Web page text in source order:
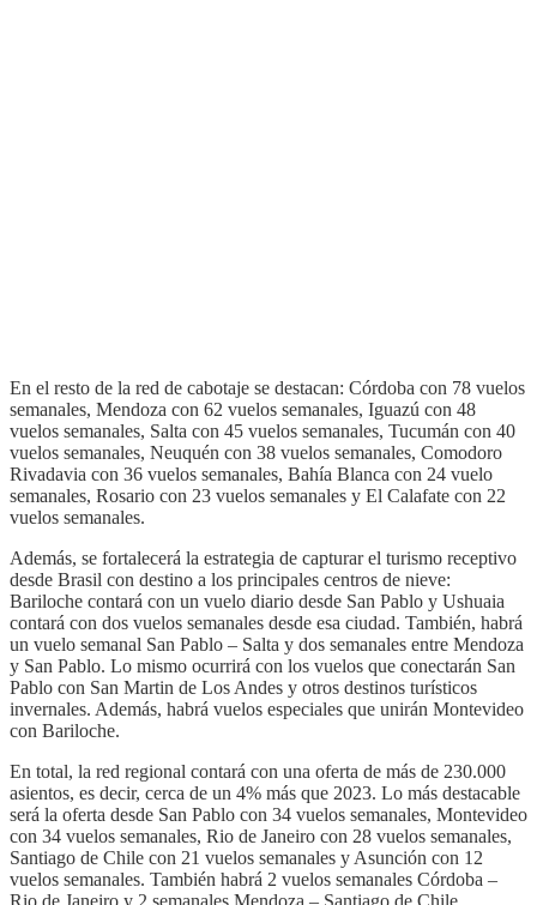
En el resto de la red de cabotaje se destacan: Córdoba con 78 vuelos
semanales, Mendoza con 62 vuelos semanales, Iguazú con 48
vuelos semanales, Salta con 45 vuelos semanales, Tucumán con 40
vuelos semanales, Neuquén con 38 vuelos semanales, Comodoro
Rivadavia con 36 vuelos semanales, Bahía Blanca con 24 vuelo
semanales, Rosario con 23 vuelos semanales y El Calafate con 22
vuelos semanales.
Además, se fortalecerá la estrategia de capturar el turismo receptivo
desde Brasil con destino a los principales centros de nieve:
Bariloche contará con un vuelo diario desde San Pablo y Ushuaia
contará con dos vuelos semanales desde esa ciudad. También, habrá
un vuelo semanal San Pablo – Salta y dos semanales entre Mendoza
y San Pablo. Lo mismo ocurrirá con los vuelos que conectarán San
Pablo con San Martin de Los Andes y otros destinos turísticos
invernales. Además, habrá vuelos especiales que unirán Montevideo
con Bariloche.
En total, la red regional contará con una oferta de más de 230.000
asientos, es decir, cerca de un 4% más que 2023. Lo más destacable
será la oferta desde San Pablo con 34 vuelos semanales, Montevideo
con 34 vuelos semanales, Rio de Janeiro con 28 vuelos semanales,
Santiago de Chile con 21 vuelos semanales y Asunción con 12
vuelos semanales. También habrá 2 vuelos semanales Córdoba –
Rio de Janeiro y 2 semanales Mendoza – Santiago de Chile.